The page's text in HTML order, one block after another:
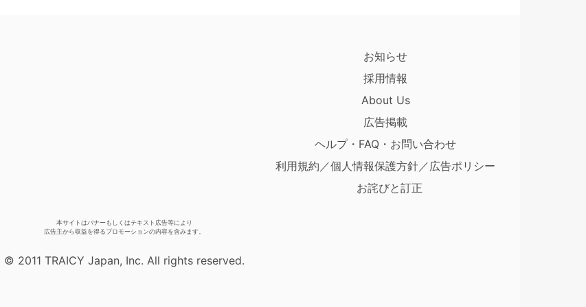
お知らせ
採用情報
About Us
広告掲載
ヘルプ・FAQ・お問い合わせ
利用規約／個人情報保護方針／広告ポリシー
お詫びと訂正
本サイトはバナーもしくはテキスト広告等により
広告主から収益を得るプロモーションの内容を含みます。
© 2011 TRAICY Japan, Inc. All rights reserved.